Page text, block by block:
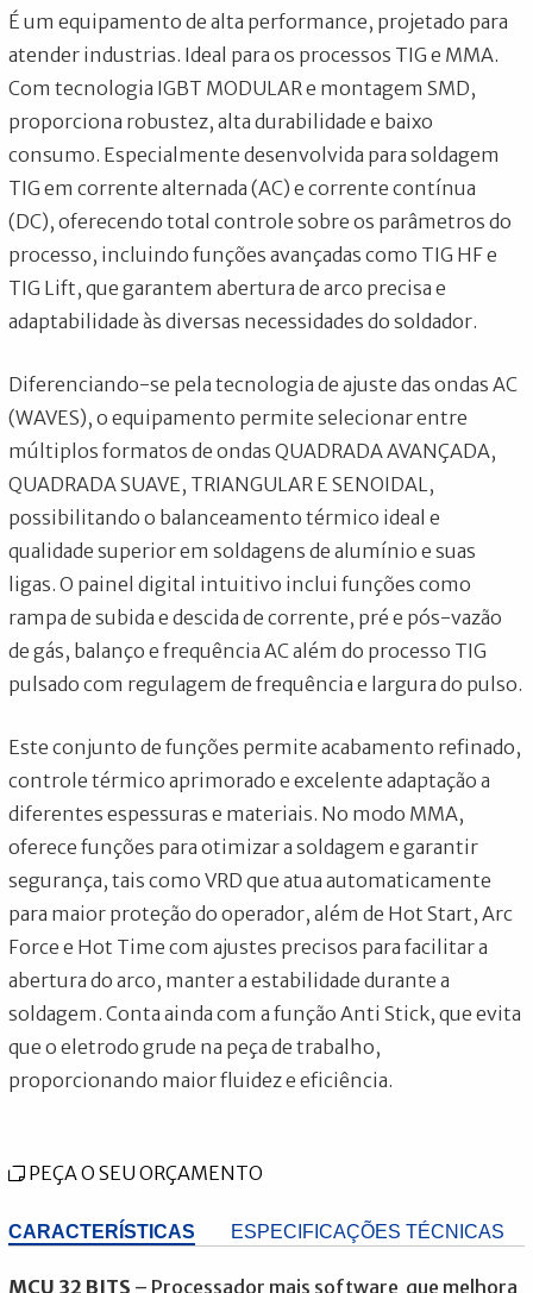
É um equipamento de alta performance, projetado para
atender industrias. Ideal para os processos TIG e MMA.
Com tecnologia IGBT MODULAR e montagem SMD,
proporciona robustez, alta durabilidade e baixo
consumo. Especialmente desenvolvida para soldagem
TIG em corrente alternada (AC) e corrente contínua
(DC), oferecendo total controle sobre os parâmetros do
processo, incluindo funções avançadas como TIG HF e
TIG Lift, que garantem abertura de arco precisa e
adaptabilidade às diversas necessidades do soldador.
Diferenciando-se pela tecnologia de ajuste das ondas AC
(WAVES), o equipamento permite selecionar entre
múltiplos formatos de ondas QUADRADA AVANÇADA,
QUADRADA SUAVE, TRIANGULAR E SENOIDAL,
possibilitando o balanceamento térmico ideal e
qualidade superior em soldagens de alumínio e suas
ligas. O painel digital intuitivo inclui funções como
rampa de subida e descida de corrente, pré e pós-vazão
de gás, balanço e frequência AC além do processo TIG
pulsado com regulagem de frequência e largura do pulso.
Este conjunto de funções permite acabamento refinado,
controle térmico aprimorado e excelente adaptação a
diferentes espessuras e materiais. No modo MMA,
oferece funções para otimizar a soldagem e garantir
segurança, tais como VRD que atua automaticamente
para maior proteção do operador, além de Hot Start, Arc
Force e Hot Time com ajustes precisos para facilitar a
abertura do arco, manter a estabilidade durante a
soldagem. Conta ainda com a função Anti Stick, que evita
que o eletrodo grude na peça de trabalho,
proporcionando maior fluidez e eficiência.
PEÇA O SEU ORÇAMENTO
CARACTERÍSTICAS ESPECIFICAÇÕES TÉCNICAS
MCU 32 BITS – Processador mais software que melhora